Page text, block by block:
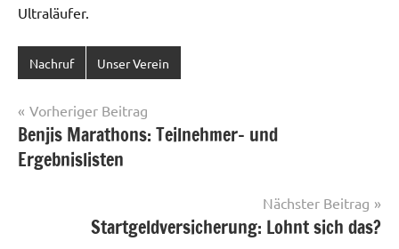
Ultraläufer.
Nachruf Unser Verein
Beitragsnavigation
Vorheriger Beitrag
Benjis Marathons: Teilnehmer- und
Ergebnislisten
Nächster Beitrag
Startgeldversicherung: Lohnt sich das?